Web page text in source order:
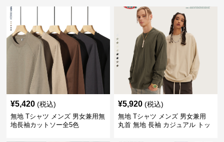
¥5,420 (税込)
無地 Tシャツ メンズ 男女兼用無
地長袖カットソー全5色
¥5,920 (税込)
無地 Tシャツ メンズ 男女兼用
丸首 無地 長袖 カジュアル トッ